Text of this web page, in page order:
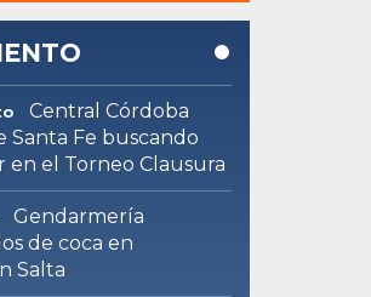
Central Córdoba
Santa Fe buscando
en el Torneo Clausura
Gendarmería
de coca en
Salta